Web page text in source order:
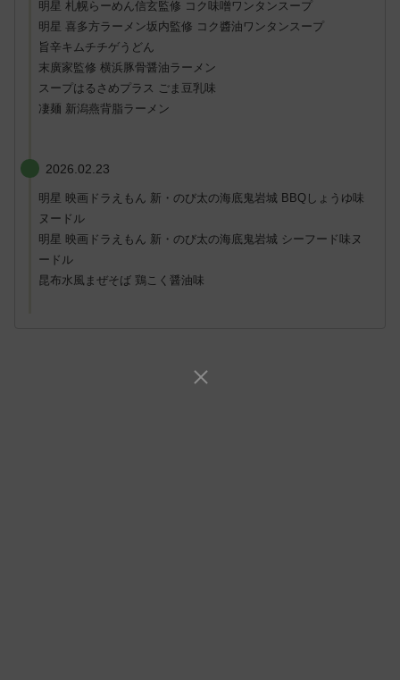
明星 札幌らーめん信玄監修 コク味噌ワンタンスープ
明星 喜多方ラーメン坂内監修 コク醬油ワンタンスープ
旨辛キムチチゲうどん
末廣家監修 横浜豚骨醤油ラーメン
スープはるさめプラス ごま豆乳味
凄麺 新潟燕背脂ラーメン
2026.02.23
明星 映画ドラえもん 新・のび太の海底鬼岩城 BBQしょうゆ味
ヌードル
明星 映画ドラえもん 新・のび太の海底鬼岩城 シーフード味ヌ
ードル
昆布水風まぜそば 鶏こく醤油味